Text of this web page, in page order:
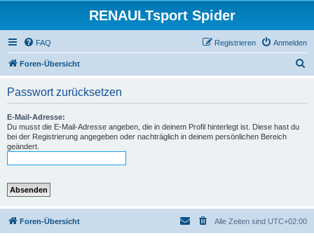
RENAULTsport Spider
FAQ Anmelden
Registrieren
Foren-Übersicht
Passwort zurücksetzen
E-Mail-Adresse:
Du musst die E-Mail-Adresse angeben, die in deinem Profil hinterlegt ist. Diese hast du
bei der Registrierung angegeben oder nachträglich in deinem persönlichen Bereich
geändert.
Foren-Übersicht Alle Zeiten sind UTC+02:00